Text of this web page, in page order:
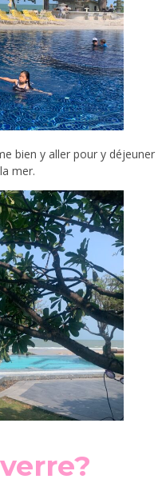
bien y aller pour y déjeuner
mer.